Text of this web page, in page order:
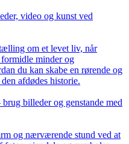
video og kunst ved
om et levet liv, når
minder og
du kan skabe en rørende og
afdødes historie.
billeder og genstande med
og nærværende stund ved at